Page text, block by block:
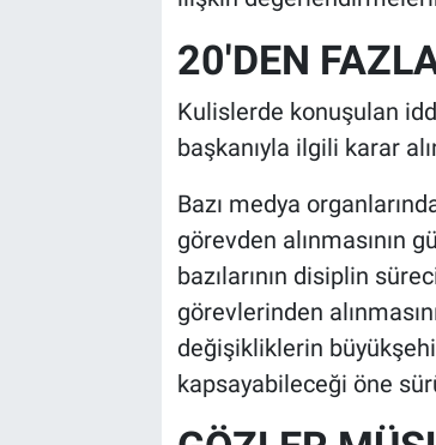
20'DEN
Kulislerde konuşulan
başkanıyla ilgili karar
Bazı medya
görevden alınmasının
bazılarının disiplin
görevlerinden
değişikliklerin
kapsayabileceği öne